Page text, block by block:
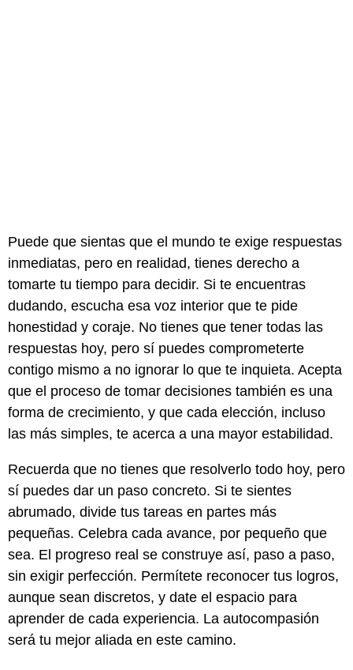
Puede que sientas que el mundo te exige respuestas
inmediatas, pero en realidad, tienes derecho a
tomarte tu tiempo para decidir. Si te encuentras
dudando, escucha esa voz interior que te pide
honestidad y coraje. No tienes que tener todas las
respuestas hoy, pero sí puedes comprometerte
contigo mismo a no ignorar lo que te inquieta. Acepta
que el proceso de tomar decisiones también es una
forma de crecimiento, y que cada elección, incluso
las más simples, te acerca a una mayor estabilidad.
Recuerda que no tienes que resolverlo todo hoy, pero
sí puedes dar un paso concreto. Si te sientes
abrumado, divide tus tareas en partes más
pequeñas. Celebra cada avance, por pequeño que
sea. El progreso real se construye así, paso a paso,
sin exigir perfección. Permítete reconocer tus logros,
aunque sean discretos, y date el espacio para
aprender de cada experiencia. La autocompasión
será tu mejor aliada en este camino.